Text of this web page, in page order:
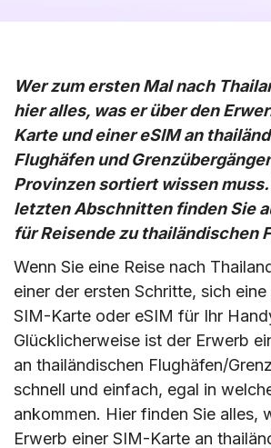
Wer zum ersten Mal nach
hier alles, was er über den
Karte und einer eSIM an
Flughäfen und
Provinzen sortiert wissen muss.
letzten Abschnitten finden Sie
für Reisende zu thailändischen
Wenn Sie eine Reise nach
einer der ersten Schritte, sich
SIM-Karte oder eSIM für Ihr
Glücklicherweise ist der Erwerb
an thailändischen Flughäfen/
schnell und einfach, egal in
ankommen. Hier finden Sie alles,
Erwerb einer SIM-Karte an